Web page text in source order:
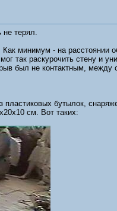
не терял.
Как минимум - на
так раскурочить стену и
был не контактным,
пластиковых бутылок,
см. Вот таких: